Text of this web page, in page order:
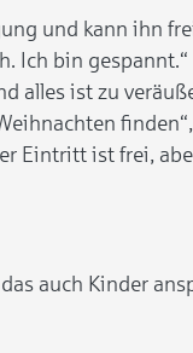
und kann ihn
Ich bin
alles ist zu
Eintritt ist frei,
auch Kinder